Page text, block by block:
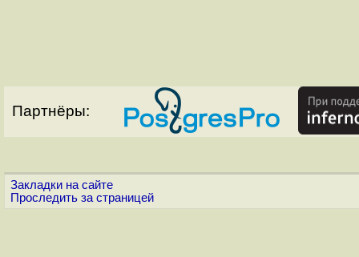
Партнёры:
Закладки на сайте
Проследить за страницей